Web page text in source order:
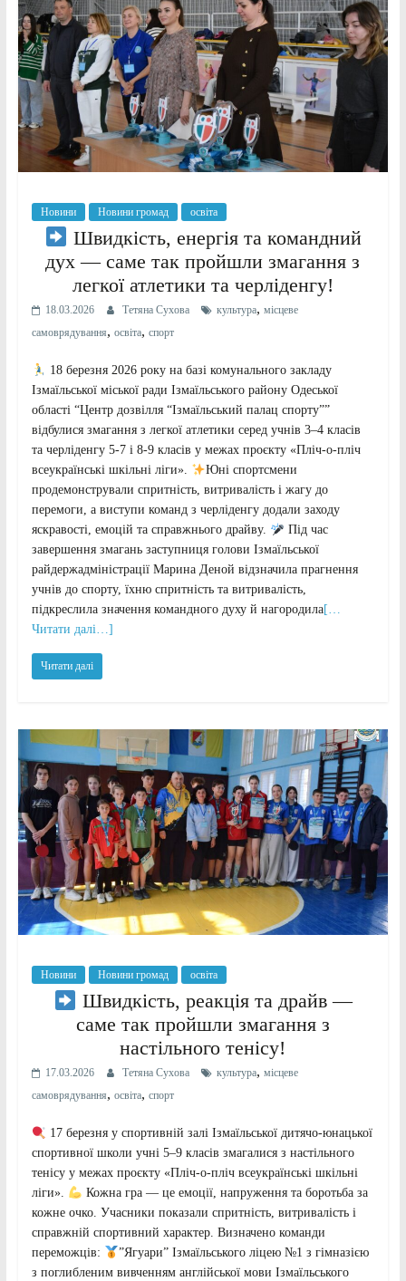
Новини Новини громад освіта
Швидкість, енергія та командний
дух — саме так пройшли змагання з
легкої атлетики та черліденгу!
18.03.2026 Тетяна Сухова культура, місцеве
самоврядування, освіта, спорт
18 березня 2026 року на базі комунального закладу
Ізмаїльської міської ради Ізмаїльського району Одеської
області “Центр дозвілля “Ізмаїльський палац спорту””
відбулися змагання з легкої атлетики серед учнів 3–4 класів
та черліденгу 5-7 і 8-9 класів у межах проєкту «Пліч-о-пліч
всеукраїнські шкільні ліги».
Юні спортсмени
продемонстрували спритність, витривалість і жагу до
перемоги, а виступи команд з черліденгу додали заходу
яскравості, емоцій та справжнього драйву.
Під час
завершення змагань заступниця голови Ізмаїльської
райдержадміністрації Марина Деной відзначила прагнення
учнів до спорту, їхню спритність та витривалість,
підкреслила значення командного духу й нагородила[…
Читати далі…]
Читати далі
Новини Новини громад освіта
Швидкість, реакція та драйв —
саме так пройшли змагання з
настільного тенісу!
17.03.2026 Тетяна Сухова культура, місцеве
самоврядування, освіта, спорт
17 березня у спортивній залі Ізмаїльської дитячо-юнацької
спортивної школи учні 5–9 класів змагалися з настільного
тенісу у межах проєкту «Пліч-о-пліч всеукраїнські шкільні
ліги».
Кожна гра — це емоції, напруження та боротьба за
кожне очко. Учасники показали спритність, витривалість і
справжній спортивний характер. Визначено команди
переможців:
”Ягуари” Ізмаїльського ліцею №1 з гімназією
з поглибленим вивченням англійської мови Ізмаїльського